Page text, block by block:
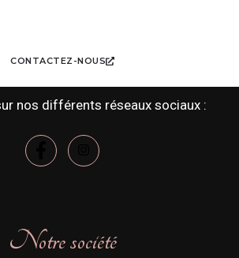
CONTACTEZ-NOUS
nos différents réseaux sociaux :
Notre société